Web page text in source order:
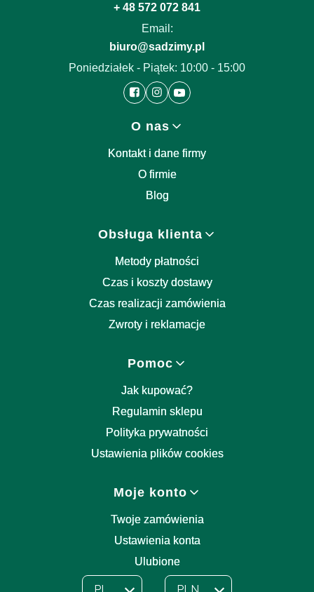
+ 48 572 072 841
Email:
biuro@sadzimy.pl
Poniedziałek - Piątek: 10:00 - 15:00
O nas
Kontakt i dane firmy
O firmie
Blog
Obsługa klienta
Metody płatności
Czas i koszty dostawy
Czas realizacji zamówienia
Zwroty i reklamacje
Pomoc
Jak kupować?
Regulamin sklepu
Polityka prywatności
Ustawienia plików cookies
Moje konto
Twoje zamówienia
Ustawienia konta
Ulubione